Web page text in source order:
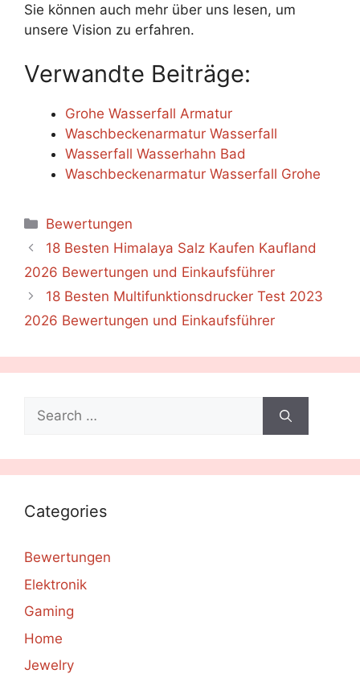
Sie können auch mehr über uns lesen, um
unsere Vision zu erfahren.
Verwandte Beiträge:
Grohe Wasserfall Armatur
Waschbeckenarmatur Wasserfall
Wasserfall Wasserhahn Bad
Waschbeckenarmatur Wasserfall Grohe
Categories
Bewertungen
18 Besten Himalaya Salz Kaufen Kaufland
2026 Bewertungen und Einkaufsführer
18 Besten Multifunktionsdrucker Test 2023
2026 Bewertungen und Einkaufsführer
Search
for:
Categories
Bewertungen
Elektronik
Gaming
Home
Jewelry